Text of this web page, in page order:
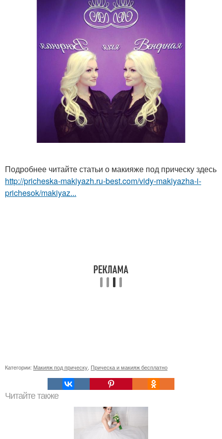
Подробнее читайте статьи о макияже под прическу здесь
http://pricheska-makiyazh.ru-best.com/vidy-makiyazha-i-
prichesok/makiyaz...
Категории: Макияж под прическу Прическа и макияж бесплатно
Читайте также